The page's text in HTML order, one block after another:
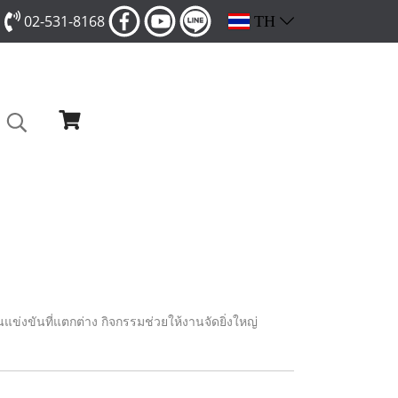
02-531-8168 TH
ข่งขันที่แตกต่าง กิจกรรมช่วยให้งานจัดยิ่งใหญ่